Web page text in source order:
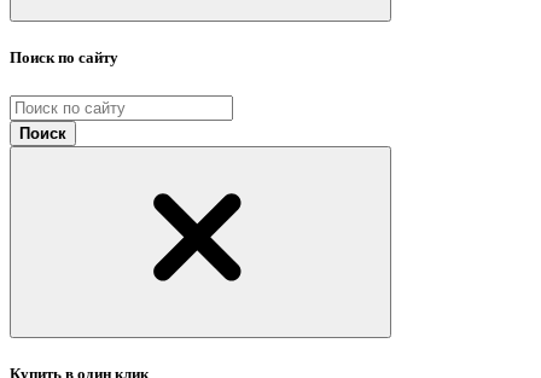
Поиск по сайту
Поиск
Купить в один клик